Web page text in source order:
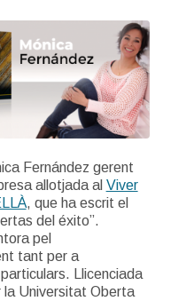
Fernández gerent
allotjada al Viver
, que ha escrit el
del éxito”.
pel
tant per a
Llicenciada
la Universitat Oberta